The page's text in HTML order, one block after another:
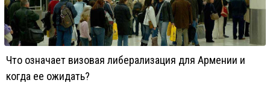
Что означает визовая либерализация для Армении и
когда ее ожидать?